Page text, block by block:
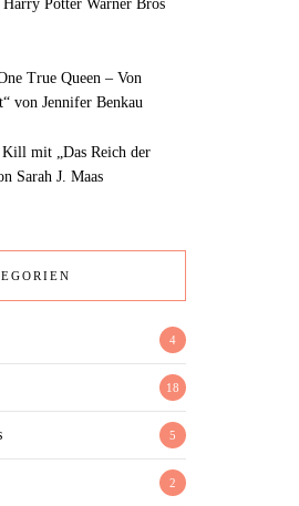
Potter Warner Bros
True Queen – Von
von Jennifer Benkau
mit „Das Reich der
Sarah J. Maas
4
18
5
2